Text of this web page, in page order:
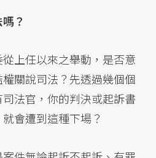
？
上任以來之舉動，是否意
關說司法？先透過幾個個
法官，你的判決或起訴書
會遭到這種下場？